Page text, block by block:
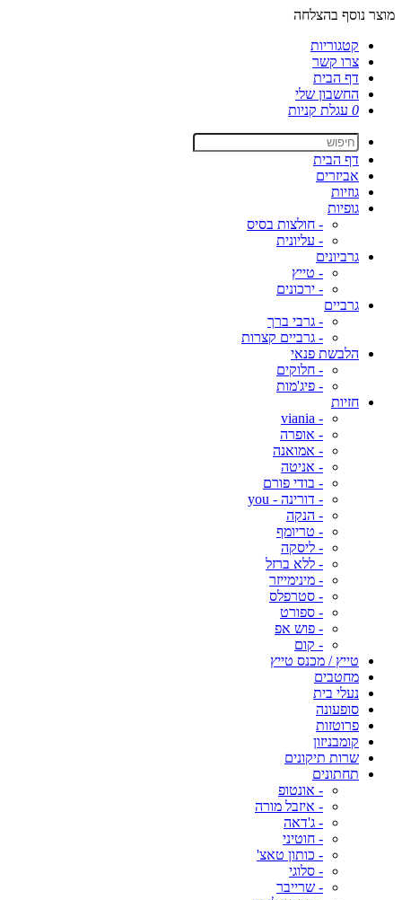
מוצר נוסף בהצלחה
קטגוריות
צרו קשר
דף הבית
החשבון שלי
0 עגלת קניות
דף הבית
אביזרים
גוזיות
גופיות
- חולצות בסיס
- עליונית
גרביונים
- טייץ
- ירכונים
גרביים
- גרבי ברך
- גרביים קצרות
הלבשת פנאי
- חלוקים
- פיג'מות
חזיות
- viania
- אופרה
- אמואנה
- אניטה
- בודי פורם
- דורינה - you
- הנקה
- טריומף
- ליסקה
- ללא ברזל
- מינימייזר
- סטרפלס
- ספורט
- פוש אפ
- קום
טייץ / מכנס טייץ
מחטבים
נעלי בית
סופעונה
פרוטזות
קומבניזון
שרות תיקונים
תחתונים
- אונטופ
- איזבל מורה
- ג'דאה
- חוטיני
- כותון טאצ'
- סלוגי
- שרייבר